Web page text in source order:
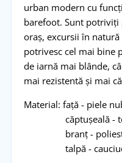
urban modern cu
barefoot. Sunt
oraș, excursii în
potrivesc cel mai bine
de iarnă mai blânde,
mai rezistentă și mai
Material: față - piele
căptușeală -
branț - poliester
talpă - cauciuc